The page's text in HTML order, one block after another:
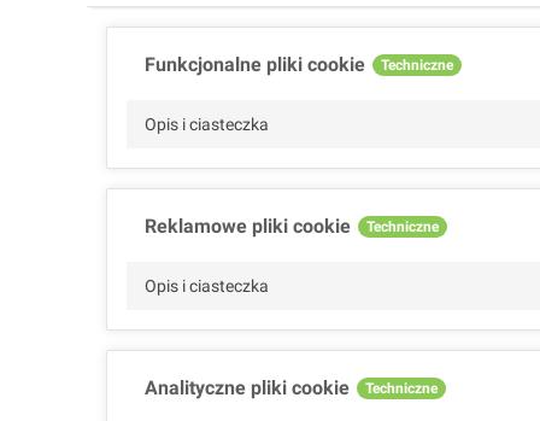
Funkcjonalne pliki cookie Techniczne
Opis i ciasteczka
Reklamowe pliki cookie Techniczne
Opis i ciasteczka
Analityczne pliki cookie Techniczne